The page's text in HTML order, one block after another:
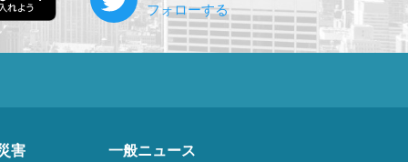
害 一般ニュース